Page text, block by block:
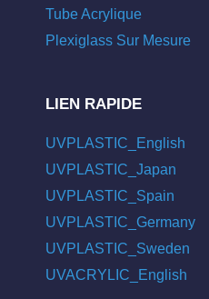
Tube Acrylique
Plexiglass Sur Mesure
LIEN RAPIDE
UVPLASTIC_English
UVPLASTIC_Japan
UVPLASTIC_Spain
UVPLASTIC_Germany
UVPLASTIC_Sweden
UVACRYLIC_English